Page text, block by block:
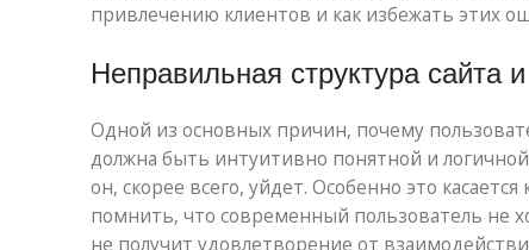
привлечению клиентов и как избежать этих
Неправильная структура сайта
Одной из основных причин, почему
должна быть интуитивно понятной и
он, скорее всего, уйдет. Особенно это
помнить, что современный пользователь не
не получит удовлетворение от